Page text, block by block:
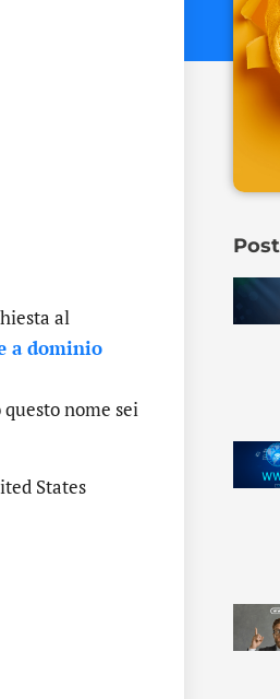
al
a dominio
nome sei
States